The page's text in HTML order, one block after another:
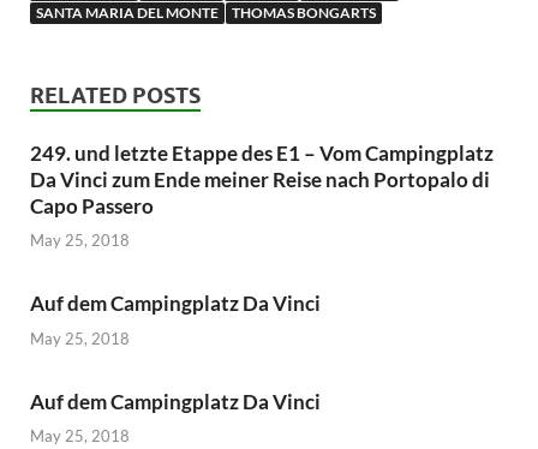
SANTA MARIA DEL MONTE
THOMAS BONGARTS
RELATED POSTS
249. und letzte Etappe des E1 – Vom Campingplatz
Da Vinci zum Ende meiner Reise nach Portopalo di
Capo Passero
May 25, 2018
Auf dem Campingplatz Da Vinci
May 25, 2018
Auf dem Campingplatz Da Vinci
May 25, 2018